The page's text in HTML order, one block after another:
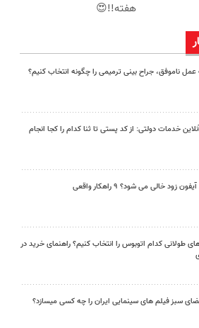
هفته!!😍
عمل ناموفق، جراح بینی ترمیمی را چگونه انتخاب کنیم؟
خدمات دولتی: از کد پستی تا ثنا کدام را کجا انجام
زود خالی می شود؟ ۹ راهکار واقعی
طولانی کدام اتوبوس را انتخاب کنیم؟ راهنمای خرید در
سبز فیلم های سینمایی ایران را چه کسی میسازد؟